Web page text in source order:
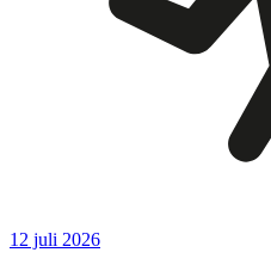
12 juli 2026